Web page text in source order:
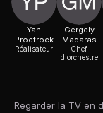
Regarder la TV en
Yan
Proefrock
Réalisateur
Gergely
Madaras
Chef
d'orchestre